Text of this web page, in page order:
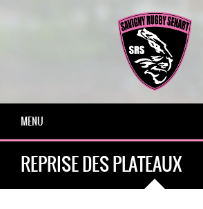
MENU
REPRISE DES PLATEAUX